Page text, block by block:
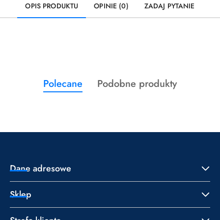
OPIS PRODUKTU OPINIE (0) ZADAJ PYTANIE
Pomiń karuzelę produktów
Produkty
o
Polecane
Produkty
Podobne produkty
Dane adresowe
Sklep